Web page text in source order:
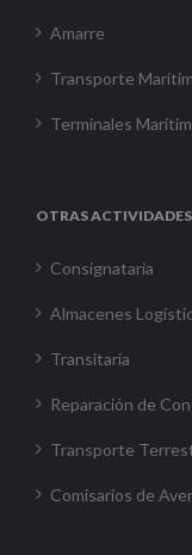
Amarre
Transporte
Terminales
OTRAS ACTIVIDADES
Consignataria
Almacenes
Transitaria
Reparación de
Transporte
Comisarios de